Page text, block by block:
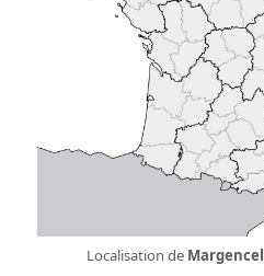
Localisation de Margencel